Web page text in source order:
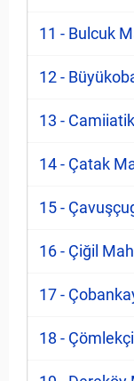
11 - Bulcuk
12 -
13 -
14 - Çatak
15 -
16 - Çiğil
17 -
18 -